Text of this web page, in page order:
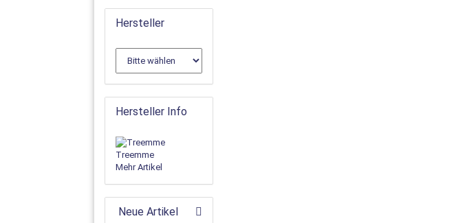
Hersteller
Hersteller Info
Treemme
Mehr Artikel
Neue Artikel